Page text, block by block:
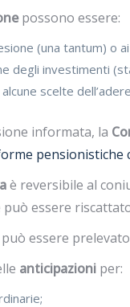
possono essere:
(una tantum) o
degli investimenti
scelte
informata, la
pensionistiche
è reversibile al
essere
essere
anticipazioni per: